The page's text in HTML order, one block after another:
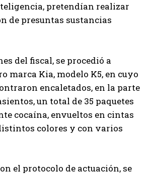
pretendían realizar
de presuntas sustancias
del fiscal, se procedió a
marca Kia, modelo K5, en cuyo
encaletados, en la parte
un total de 35 paquetes
cocaína, envueltos en cintas
colores y con varios
el protocolo de actuación, se